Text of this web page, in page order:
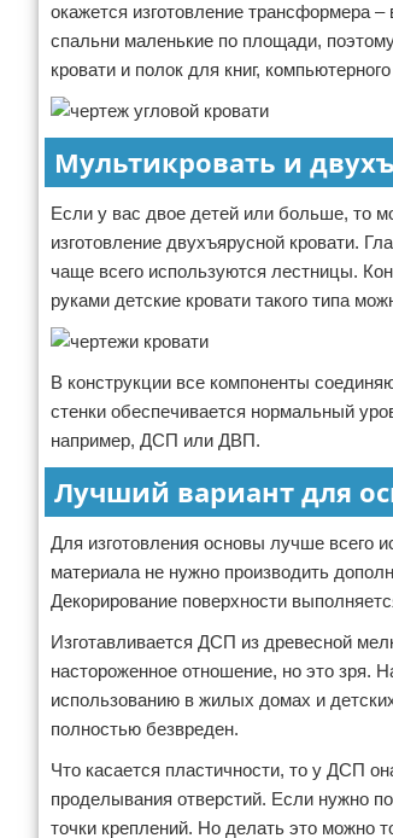
окажется изготовление трансформера
спальни маленькие по площади,
кровати и полок для книг,
Мультикровать и
Если у вас двое детей или больше, то
изготовление двухъярусной кровати.
чаще всего используются лестницы.
руками детские кровати такого типа
В конструкции все компоненты
стенки обеспечивается нормальный
например, ДСП или ДВП.
Лучший вариант для
Для изготовления основы лучше всего
материала не нужно производить
Декорирование поверхности
Изготавливается ДСП из древесной
настороженное отношение, но это зря.
использованию в жилых домах и
полностью безвреден.
Что касается пластичности, то у ДСП
проделывания отверстий. Если нужно
точки креплений. Но делать это можно